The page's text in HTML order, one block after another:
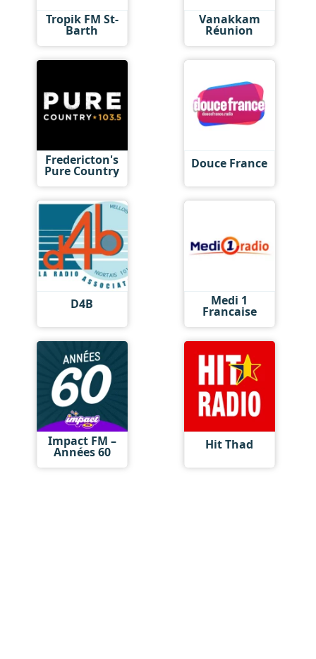
Tropik FM St-
Barth
Vanakkam
Réunion
Fredericton's
Pure Country Douce France
D4B Medi 1
Francaise
Impact FM –
Années 60 Hit Thad